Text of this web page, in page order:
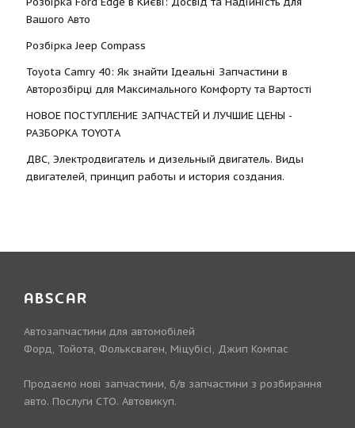
Вашого Авто
Розбірка Jeep Compass
Toyota Camry 40: Як знайти Ідеальні Запчастини в
Авторозбірці для Максимального Комфорту та Вартості
НОВОЕ ПОСТУПЛЕНИЕ ЗАПЧАСТЕЙ И ЛУЧШИЕ ЦЕНЫ -
РАЗБОРКА TOYOTА
ДВС, Электродвигатель и дизельный двигатель. Виды
двигателей, принцип работы и история создания.
ABSCAR
Автозапчастини для автомобілей
Форд, Тойота, Фольксваген, Міцубісі, Джип Компас
Продаємо нові запчастини, б/в запчастини з розбирання
авто. Послуги СТО. Автовикуп.